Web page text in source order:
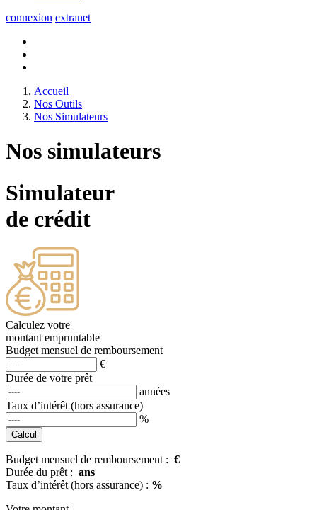
connexion extranet
Accueil
Nos Outils
Nos Simulateurs
Nos simulateurs
Simulateur
de crédit
Calculez votre
montant empruntable
Budget mensuel de remboursement
€
Durée de votre prêt
années
Taux d’intérêt (hors assurance)
%
Budget mensuel de remboursement : €
Durée du prêt : ans
Taux d’intérêt (hors assurance) : %